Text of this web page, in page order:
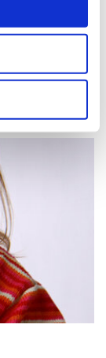
unserer Zeit: